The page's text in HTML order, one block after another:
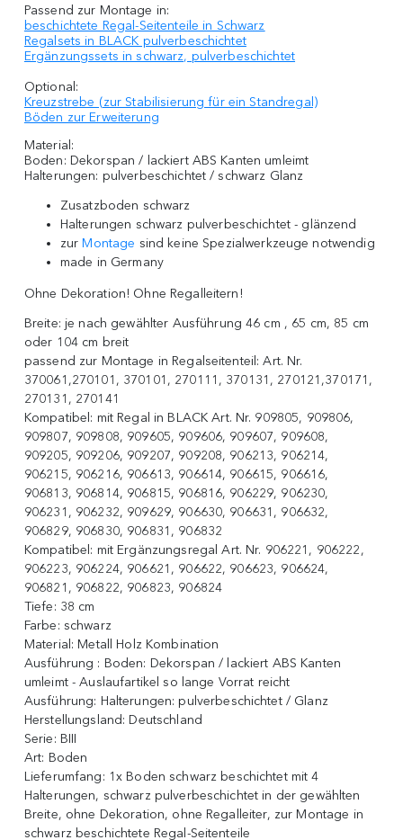
Passend zur Montage in:
beschichtete Regal-Seitenteile in Schwarz
Regalsets in BLACK pulverbeschichtet
Ergänzungssets in schwarz, pulverbeschichtet
Optional:
Kreuzstrebe (zur Stabilisierung für ein Standregal)
Böden zur Erweiterung
Material:
Boden: Dekorspan / lackiert ABS Kanten umleimt
Halterungen: pulverbeschichtet / schwarz Glanz
Zusatzboden schwarz
Halterungen schwarz pulverbeschichtet - glänzend
zurMontage sind keine Spezialwerkzeuge notwendig
made in Germany
Ohne Dekoration! Ohne Regalleitern!
Breite: je nach gewählter Ausführung 46 cm , 65 cm, 85 cm
oder 104 cm breit
passend zur Montage in Regalseitenteil:Art. Nr.
370061,270101, 370101, 270111, 370131, 270121,370171,
270131, 270141
Kompatibel: mit Regal in BLACK Art. Nr. 909805, 909806,
909807, 909808, 909605, 909606, 909607, 909608,
909205, 909206, 909207, 909208, 906213, 906214,
906215, 906216, 906613, 906614, 906615, 906616,
906813, 906814, 906815, 906816, 906229, 906230,
906231, 906232, 909629, 906630, 906631, 906632,
906829, 906830, 906831, 906832
Kompatibel: mit Ergänzungsregal Art. Nr. 906221, 906222,
906223, 906224, 906621, 906622, 906623, 906624,
906821, 906822, 906823, 906824
Tiefe: 38 cm
Farbe: schwarz
Material: Metall Holz Kombination
Ausführung : Boden: Dekorspan / lackiert ABS Kanten
umleimt - Auslaufartikel so lange Vorrat reicht
Ausführung: Halterungen: pulverbeschichtet / Glanz
Herstellungsland: Deutschland
Serie: BIII
Art: Boden
Lieferumfang: 1x Boden schwarz beschichtet mit 4
Halterungen, schwarz pulverbeschichtet in der gewählten
Breite, ohne Dekoration, ohne Regalleiter, zur Montage in
schwarz beschichtete Regal-Seitenteile